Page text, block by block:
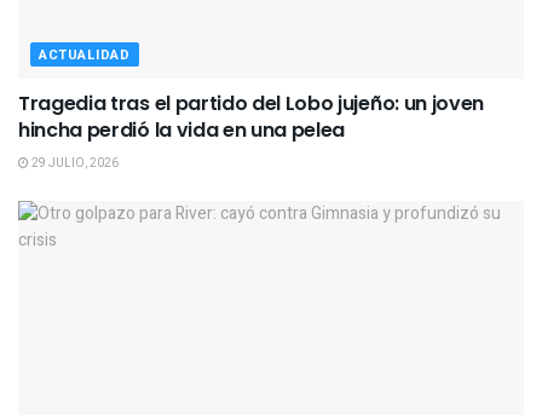
ACTUALIDAD
Tragedia tras el partido del Lobo jujeño: un joven
hincha perdió la vida en una pelea
29 JULIO, 2026